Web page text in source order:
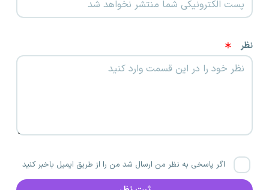
نظر
اگر پاسخی به نظر من ارسال شد من را از طریق ایمیل باخبر کنید